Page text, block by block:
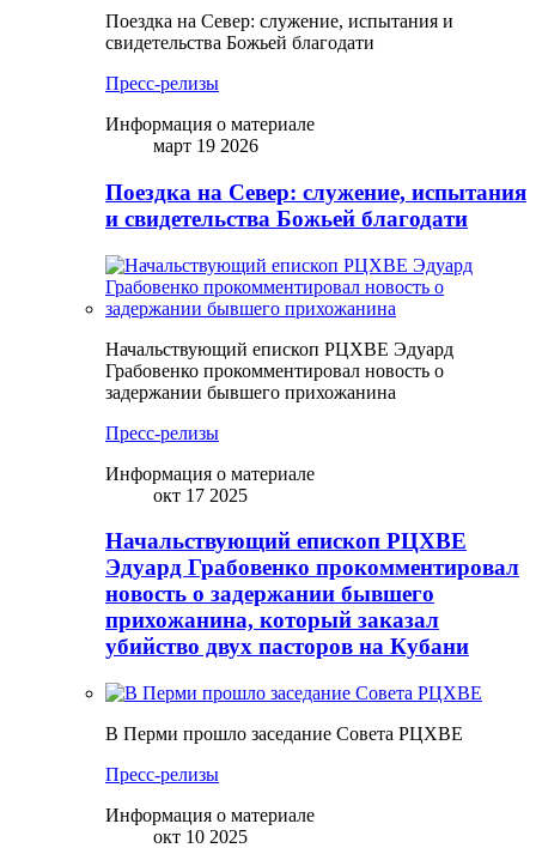
Поездка на Север: служение, испытания и
свидетельства Божьей благодати
Пресс-релизы
Информация о материале
март 19 2026
Поездка на Север: служение, испытания
и свидетельства Божьей благодати
Начальствующий епископ РЦХВЕ Эдуард
Грабовенко прокомментировал новость о
задержании бывшего прихожанина
Пресс-релизы
Информация о материале
окт 17 2025
Начальствующий епископ РЦХВЕ
Эдуард Грабовенко прокомментировал
новость о задержании бывшего
прихожанина, который заказал
убийство двух пасторов на Кубани
В Перми прошло заседание Совета РЦХВЕ
Пресс-релизы
Информация о материале
окт 10 2025